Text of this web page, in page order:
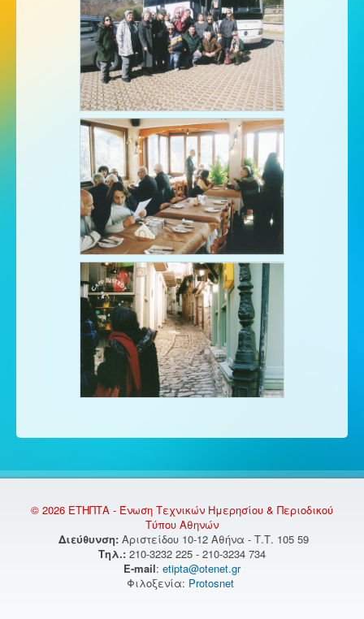
© 2026 ΕΤΗΠΤΑ - Ένωση Τεχνικών Ημερησίου & Περιοδικού
Τύπου Αθηνών
Διεύθυνση: Αριστείδου 10-12 Αθήνα - Τ.Τ. 105 59
Τηλ.: 210-3232 225 - 210-3234 734
E-mail: etipta@otenet.gr
Φιλοξενία: Protosnet